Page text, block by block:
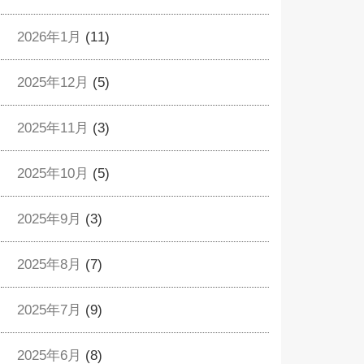
2026年1月 (11)
2025年12月 (5)
2025年11月 (3)
2025年10月 (5)
2025年9月 (3)
2025年8月 (7)
2025年7月 (9)
2025年6月 (8)